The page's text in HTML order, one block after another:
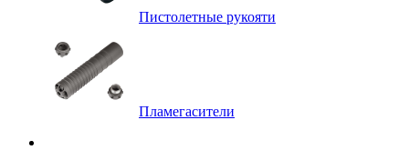
Пистолетные рукояти
Пламегасители